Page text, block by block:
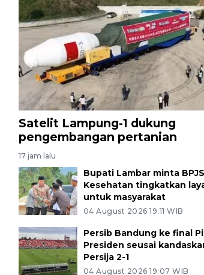
Satelit Lampung-1 dukung
pengembangan pertanian
17 jam lalu
Bupati Lambar minta BPJS
Kesehatan tingkatkan
untuk masyarakat
04 August 2026 19:11 WIB
Persib Bandung ke final
Presiden seusai
Persija 2-1
04 August 2026 19:07 WIB